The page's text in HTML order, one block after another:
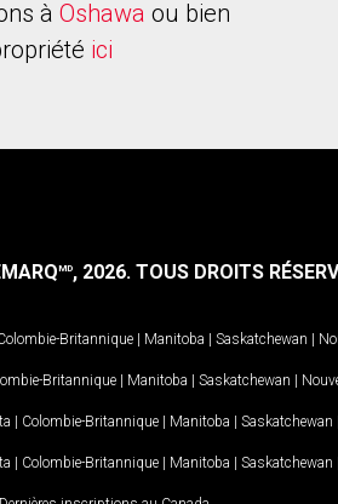
à Oshawa ou bien
ici
MD, 2026. TOUS DROITS
Britannique | Manitoba | Saskatchewan |
Britannique | Manitoba | Saskatchewan |
| Colombie-Britannique | Manitoba | Saskatchewan
| Colombie-Britannique | Manitoba | Saskatchewan